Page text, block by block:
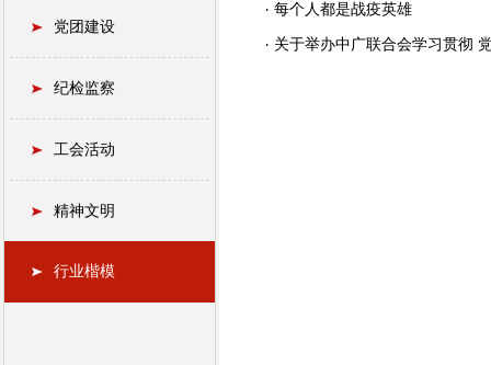
党团建设
纪检监察
工会活动
精神文明
行业楷模
每个人都是战疫英雄
关于举办中广联合会学习贯彻